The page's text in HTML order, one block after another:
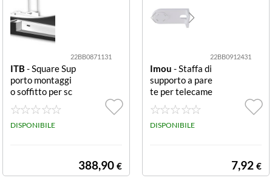
22BB0871131
ITB - Square Sup
porto montaggi
o soffitto per sc
hermi motorizza
ti OPZIONE PE
R MONTAGGIO
DISPONIBILE
388,90 €
22BB0912431
Imou - Staffa di
supporto a pare
te per telecame
re indoor bianca
WALL BRACKE
T INDOOR CA
DISPONIBILE
7,92 €